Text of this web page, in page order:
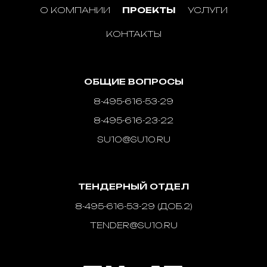
О КОМПАНИИ ПРОЕКТЫ УСЛУГИ
КОНТАКТЫ
ОБЩИЕ ВОПРОСЫ
8-495-616-53-29
8-495-616-23-22
SU10@SU10.RU
ТЕНДЕРНЫЙ ОТДЕЛ
8-495-616-53-29 (ДОБ.2)
TENDER@SU10.RU